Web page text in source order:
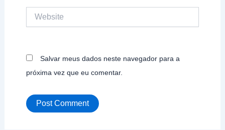
Website
Salvar meus dados neste navegador para a
próxima vez que eu comentar.